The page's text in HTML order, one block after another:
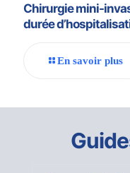
Chirurgie mini-
durée
En savoir plus